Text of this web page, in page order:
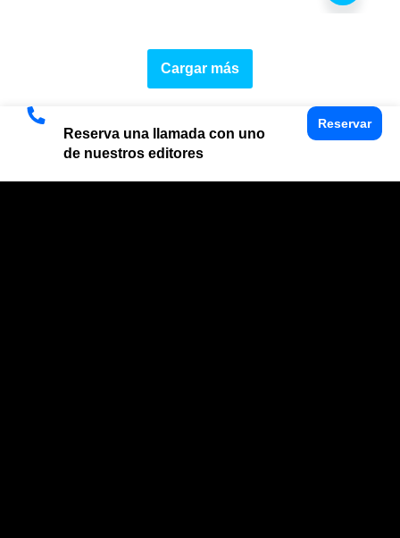
Cargar más
Reserva una llamada con uno
de nuestros editores
Reservar